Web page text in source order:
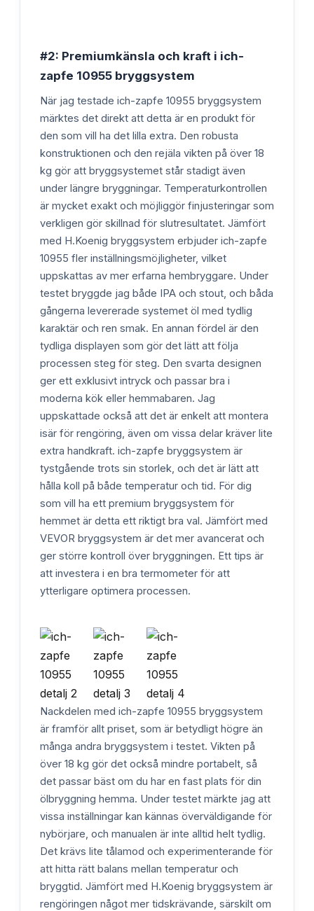
#2: Premiumkänsla och kraft i ich-
zapfe 10955 bryggsystem
När jag testade ich-zapfe 10955 bryggsystem
märktes det direkt att detta är en produkt för
den som vill ha det lilla extra. Den robusta
konstruktionen och den rejäla vikten på över 18
kg gör att bryggsystemet står stadigt även
under längre bryggningar. Temperaturkontrollen
är mycket exakt och möjliggör finjusteringar som
verkligen gör skillnad för slutresultatet. Jämfört
med H.Koenig bryggsystem erbjuder ich-zapfe
10955 fler inställningsmöjligheter, vilket
uppskattas av mer erfarna hembryggare. Under
testet bryggde jag både IPA och stout, och båda
gångerna levererade systemet öl med tydlig
karaktär och ren smak. En annan fördel är den
tydliga displayen som gör det lätt att följa
processen steg för steg. Den svarta designen
ger ett exklusivt intryck och passar bra i
moderna kök eller hemmabaren. Jag
uppskattade också att det är enkelt att montera
isär för rengöring, även om vissa delar kräver lite
extra handkraft. ich-zapfe bryggsystem är
tystgående trots sin storlek, och det är lätt att
hålla koll på både temperatur och tid. För dig
som vill ha ett premium bryggsystem för
hemmet är detta ett riktigt bra val. Jämfört med
VEVOR bryggsystem är det mer avancerat och
ger större kontroll över bryggningen. Ett tips är
att investera i en bra termometer för att
ytterligare optimera processen.
Nackdelen med ich-zapfe 10955 bryggsystem
är framför allt priset, som är betydligt högre än
många andra bryggsystem i testet. Vikten på
över 18 kg gör det också mindre portabelt, så
det passar bäst om du har en fast plats för din
ölbryggning hemma. Under testet märkte jag att
vissa inställningar kan kännas överväldigande för
nybörjare, och manualen är inte alltid helt tydlig.
Det krävs lite tålamod och experimenterande för
att hitta rätt balans mellan temperatur och
bryggtid. Jämfört med H.Koenig bryggsystem är
rengöringen något mer tidskrävande, särskilt om